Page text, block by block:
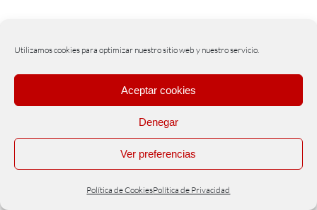
Utilizamos cookies para optimizar nuestro sitio web y nuestro servicio.
Aceptar cookies
Denegar
Ver preferencias
Política de CookiesPolítica de Privacidad